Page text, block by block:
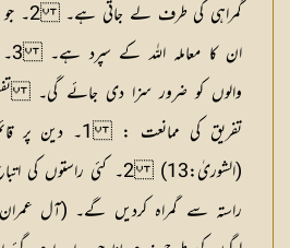
گمراہی
والوں کو ضرور سزا دی جائے گی۔
تفریق کی ممانعت :
1۔ دین پر
(الشوریٰ:13) 2۔ کئی